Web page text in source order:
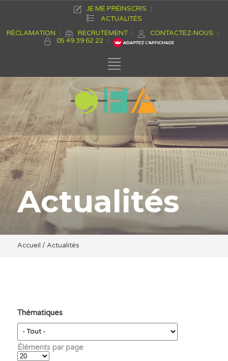
JE ME PRÉINSCRIS
ACTUALITÉS
RÉCLAMATION
RECRUTEMENT
CONTACTEZ-NOUS
05 49 39 62 22
Actualités
Accueil / Actualités
Thématiques
Éléments par page